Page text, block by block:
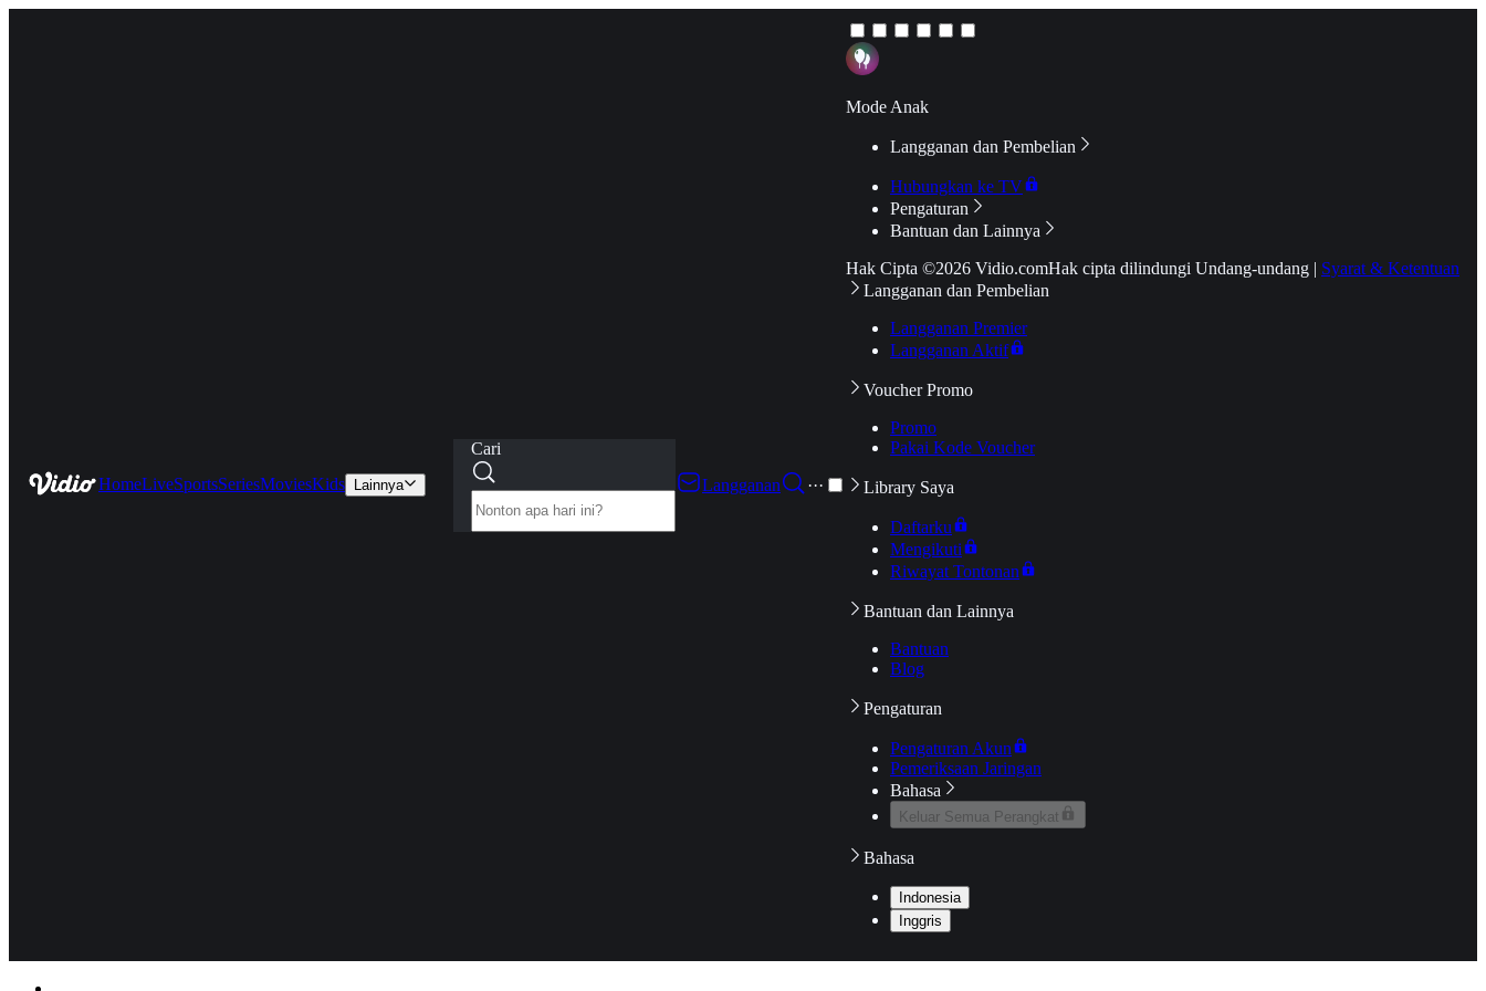
HomeLiveSportsSeriesMoviesKids Lainnya
Cari
Langganan
···
Mode Anak
Langganan dan Pembelian
Hubungkan ke TV
Pengaturan
Bantuan dan Lainnya
Hak Cipta ©2026 Vidio.comHak cipta dilindungi Undang-undang | Syarat & Ketentuan
Langganan dan Pembelian
Langganan Premier
Langganan Aktif
Voucher Promo
Promo
Pakai Kode Voucher
Library Saya
Daftarku
Mengikuti
Riwayat Tontonan
Bantuan dan Lainnya
Bantuan
Blog
Pengaturan
Pengaturan Akun
Pemeriksaan Jaringan
Bahasa
Keluar Semua Perangkat
Bahasa
Indonesia
Inggris